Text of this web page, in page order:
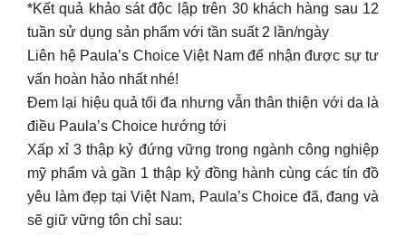
*Kết quả khảo sát độc lập trên 30 khách hàng sau 12
tuần sử dụng sản phẩm với tần suất 2 lần/ngày
Liên hệ Paula’s Choice Việt Nam để nhận được sự tư
vấn hoàn hảo nhất nhé!
Đem lại hiệu quả tối đa nhưng vẫn thân thiện với da là
điều Paula’s Choice hướng tới
Xấp xỉ 3 thập kỷ đứng vững trong ngành công nghiệp
mỹ phẩm và gần 1 thập kỷ đồng hành cùng các tín đồ
yêu làm đẹp tại Việt Nam, Paula’s Choice đã, đang và
sẽ giữ vững tôn chỉ sau: